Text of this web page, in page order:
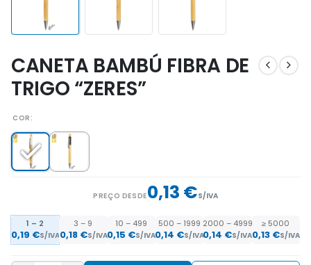
CANETA BAMBÚ FIBRA DE
TRIGO “ZERES”
COR
PREÇO DESDE0,13 €S/IVA
1 – 2
0,19 €S/IVA
3 – 9
0,18 €S/IVA
10 – 499
0,15 €S/IVA
500 – 1999
0,14 €S/IVA
2000 – 4999
0,14 €S/IVA
≥ 5000
0,13 €S/IVA